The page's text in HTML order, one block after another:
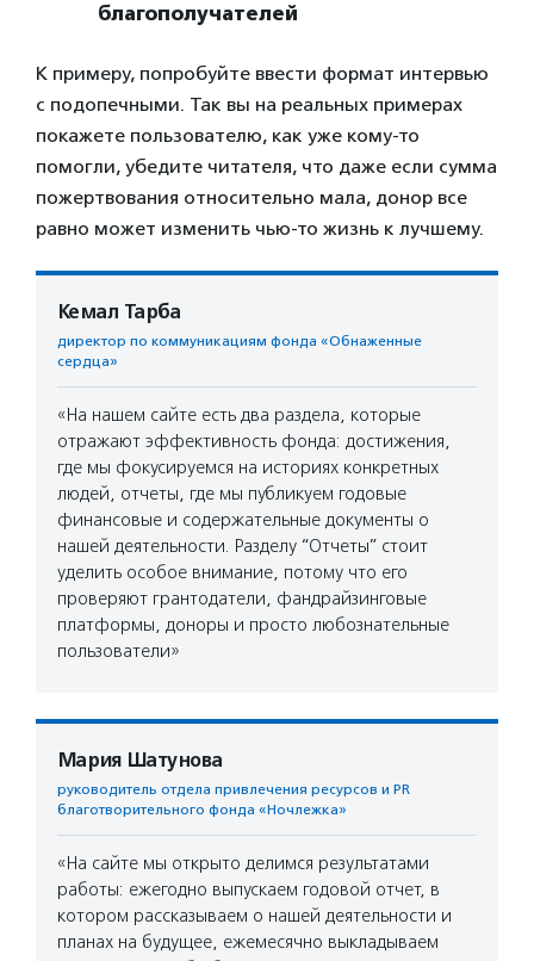
благополучателей
К примеру, попробуйте ввести формат интервью
с подопечными. Так вы на реальных примерах
покажете пользователю, как уже кому-то
помогли, убедите читателя, что даже если сумма
пожертвования относительно мала, донор все
равно может изменить чью-то жизнь к лучшему.
Кемал Тарба
директор по коммуникациям фонда «Обнаженные
сердца»
«На нашем сайте есть два раздела, которые
отражают эффективность фонда: достижения,
где мы фокусируемся на историях конкретных
людей, отчеты, где мы публикуем годовые
финансовые и содержательные документы о
нашей деятельности. Разделу “Отчеты” стоит
уделить особое внимание, потому что его
проверяют грантодатели, фандрайзинговые
платформы, доноры и просто любознательные
пользователи»
Мария Шатунова
руководитель отдела привлечения ресурсов и PR
благотворительного фонда «Ночлежка»
«На сайте мы открыто делимся результатами
работы: ежегодно выпускаем годовой отчет, в
котором рассказываем о нашей деятельности и
планах на будущее, ежемесячно выкладываем